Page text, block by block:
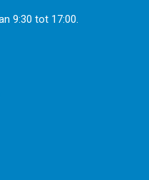
9:30 tot 17:00.